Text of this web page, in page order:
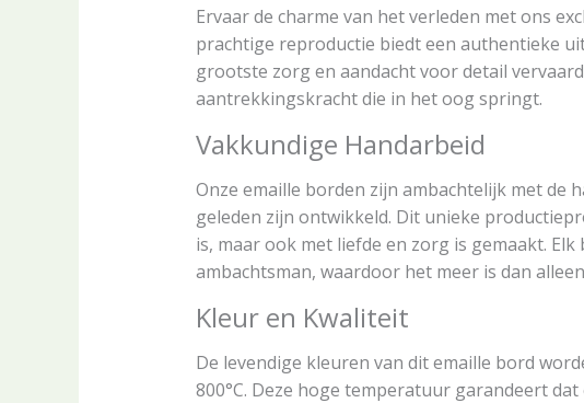
Ervaar de charme van het verleden met ons
prachtige reproductie biedt een authentieke
grootste zorg en aandacht voor detail
aantrekkingskracht die in het oog springt.
Vakkundige Handarbeid
Onze emaille borden zijn ambachtelijk met de
geleden zijn ontwikkeld. Dit unieke
is, maar ook met liefde en zorg is gemaakt.
ambachtsman, waardoor het meer is dan
Kleur en Kwaliteit
De levendige kleuren van dit emaille bord
800°C. Deze hoge temperatuur garandeert